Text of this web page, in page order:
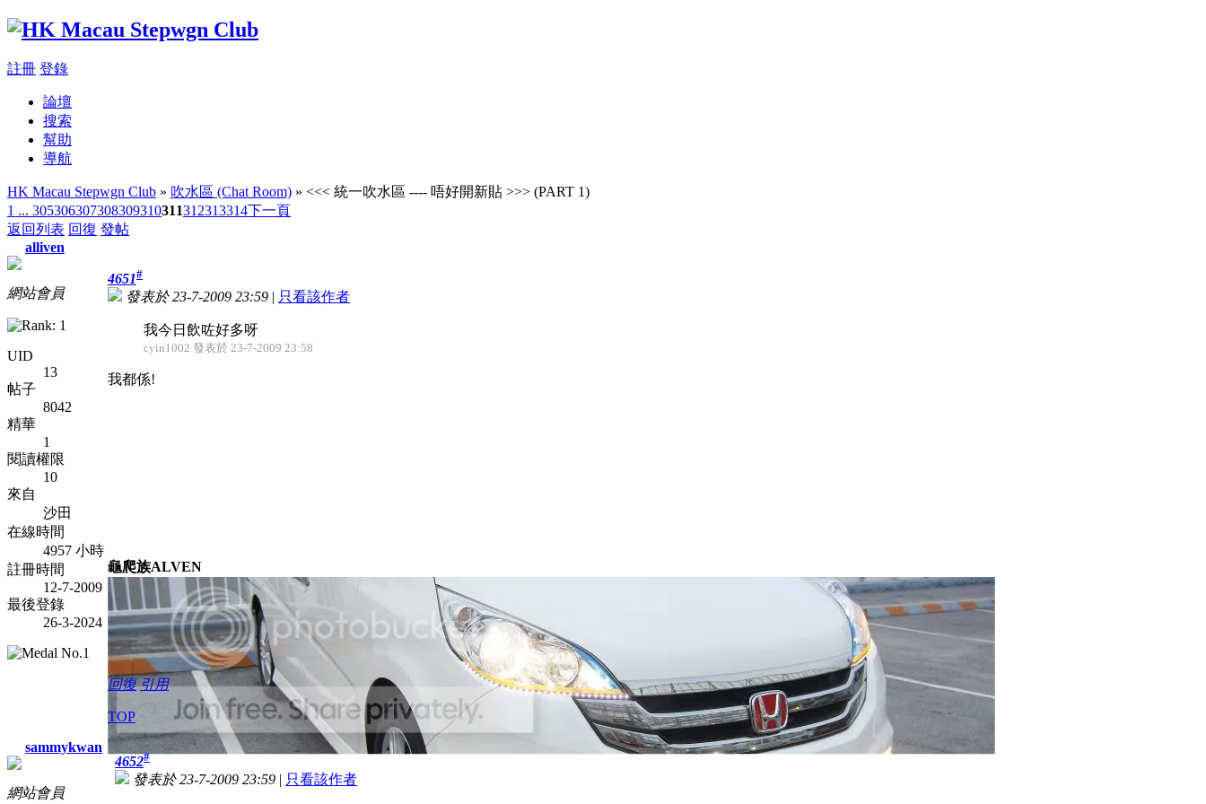
註冊 登錄
論壇
搜索
幫助
導航
HK Macau Stepwgn Club » 吹水區 (Chat Room) » <<< 統一吹水區 ---- 唔好開新貼 >>> (PART 1)
1 ... 305306307308309310311312313314下一頁
返回列表 回復 發帖
alliven
網站會員
UID
13
帖子
8042
精華
1
閱讀權限
10
來自
沙田
在線時間
4957 小時
註冊時間
12-7-2009
最後登錄
26-3-2024
4651#
發表於 23-7-2009 23:59 | 只看該作者
我今日飲咗好多呀
cyin1002 發表於 23-7-2009 23:58
我都係!
龜爬族ALVEN
回復 引用
TOP
sammykwan
網站會員
4652#
發表於 23-7-2009 23:59 | 只看該作者